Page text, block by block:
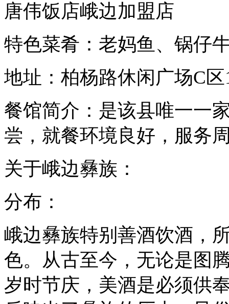
唐伟饭店峨边加盟店
特色菜肴：老妈鱼、锅仔
地址：柏杨路休闲广场C区
餐馆简介：是该县唯一一
尝，就餐环境良好，服务
关于峨边彝族：
分布：
峨边彝族特别善酒饮酒，
色。从古至今，无论是图
岁时节庆，美酒是必须供